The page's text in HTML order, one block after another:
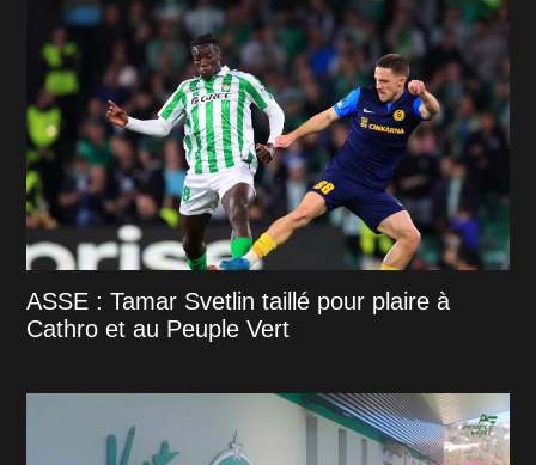
ASSE : Tamar Svetlin taillé pour plaire à
Cathro et au Peuple Vert